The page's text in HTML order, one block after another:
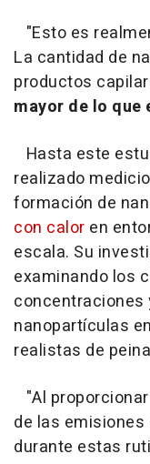
"Esto es
La cantidad de
productos
mayor de lo que
Hasta este
realizado
formación de
con calor en
escala. Su
examinando los
concentraciones
nanopartículas
realistas de
"Al
de las
durante estas